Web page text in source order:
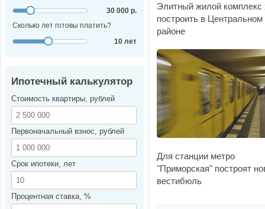
Элитный жилой комплекс
построить в Центральном
районе
Для станции метро
"Приморская" построят
вестибюль
30 000 р.
Сколько лет готовы платить?
10 лет
Ипотечный калькулятор
Стоимость квартиры, рублей
Первоначальный взнос, рублей
Срок ипотеки, лет
Процентная ставка, %